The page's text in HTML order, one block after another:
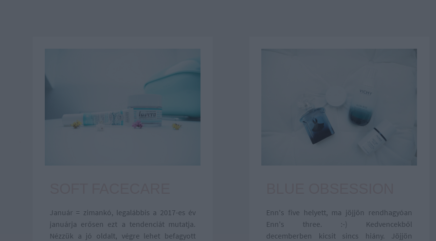
Január = zimankó, legalábbis a 2017-es év
januárja erősen ezt a tendenciát mutatja.
Nézzük a jó oldalt, végre lehet befagyott
Enn's five helyett, ma jöjjön rendhagyóan
Enn's three. :-) Kedvencekből
decemberben kicsit sincs hiány. Jöjjön